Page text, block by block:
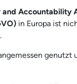
and Accountability
in Europa ist
genutzt